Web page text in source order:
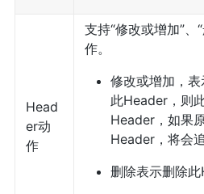
Head
er动
作
支持“修改或增加”、
作。
修改或增加，
此Header，则
Header，如果
Header，将会
删除表示删除此